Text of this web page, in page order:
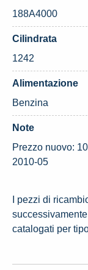
188A4000
Cilindrata
1242
Alimentazione
Benzina
Note
Prezzo nuovo:
2010-05
I pezzi di
catalogati per